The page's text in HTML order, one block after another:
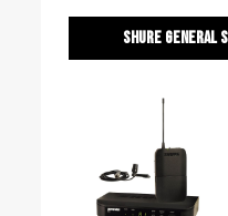
Shure general